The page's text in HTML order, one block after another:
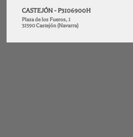
CASTEJÓN - P3106900H
Plaza de los Fueros, 1
31590 Castejón (Navarra)